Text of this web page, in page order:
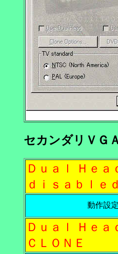
セカンダリＶＧ
Ｄｕａｌ Ｈｅａ
ｄｉｓａｂｌｅｄ
動作設定
Ｄｕａｌ Ｈｅａ
ＣＬＯＮＥ